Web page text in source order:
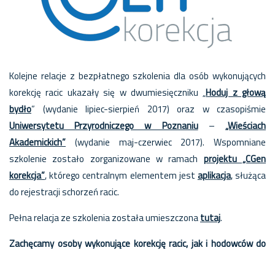
Kolejne relacje z bezpłatnego szkolenia dla osób wykonujących
korekcję racic ukazały się w dwumiesięczniku „Hoduj z głową
bydło” (wydanie lipiec-sierpień 2017) oraz w czasopiśmie
Uniwersytetu Przyrodniczego w Poznaniu– „Wieściach
Akademickich” (wydanie maj-czerwiec 2017). Wspomniane
szkolenie zostało zorganizowane w ramach projektu „CGen
korekcja”, którego centralnym elementem jest aplikacja, służąca
do rejestracji schorzeń racic.
Pełna relacja ze szkolenia została umieszczonatutaj.
Zachęcamy osoby wykonujące korekcję racic, jak i hodowców do